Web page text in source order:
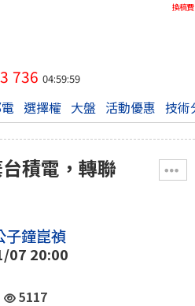
換稿費
736 04:59:59
選擇權 大盤 活動優惠 技術
積電，轉聯
子鐘崑禎
07 20:00
5117